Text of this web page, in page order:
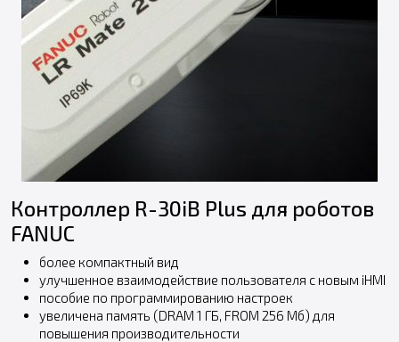
Контроллер R-30iB Plus для роботов
FANUC
более компактный вид
улучшенное взаимодействие пользователя с новым iHMI
пособие по программированию настроек
увеличена память (DRAM 1 ГБ, FROM 256 Мб) для
повышения производительности